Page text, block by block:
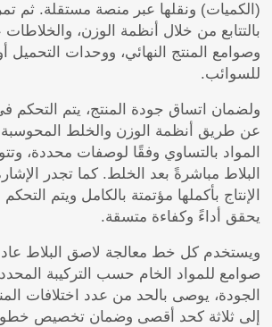
(الكميات) ونقلها عبر منصة مستقلة. ثم
بالتتابع من خلال أنظمة الوزن، والخلاطات
وصوامع المنتج النهائي، ووحدات التحميل أو
للسوائب.
ولضمان اتساق جودة المنتج، يتم التحكم
عن طريق أنظمة الوزن والخلط
المواد بالتساوي وفقًا لوصفات محددة،
البلاط مباشرةً بعد الخلط. كما تجدر
الإنتاج بأكملها مؤتمتة بالكامل ويتم
يحقق أداءً وكفاءة متسقة.
صوامع للمواد الخام حسب التركيبة
الجودة، يوصى بالحد من عدد اختلافات
إلى ثلاثة كحد أقصى وضمان تخصيص